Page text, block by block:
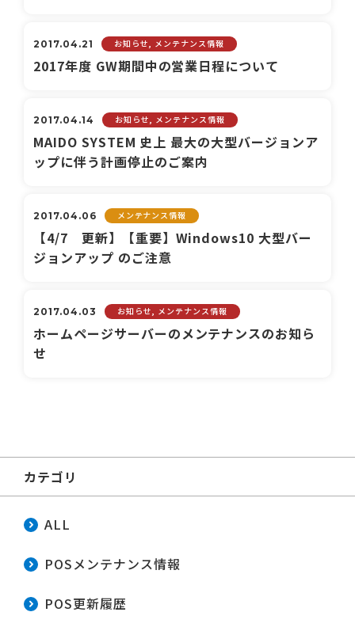
2017.04.21 お知らせ, メンテナンス情報
2017年度 GW期間中の営業日程について
2017.04.14 お知らせ, メンテナンス情報
MAIDO SYSTEM 史上 最大の大型バージョンア
ップに伴う計画停止のご案内
2017.04.06 メンテナンス情報
【4/7 更新】【重要】Windows10 大型バー
ジョンアップ のご注意
2017.04.03 お知らせ, メンテナンス情報
ホームページサーバーのメンテナンスのお知ら
せ
カテゴリ
ALL
POSメンテナンス情報
POS更新履歴